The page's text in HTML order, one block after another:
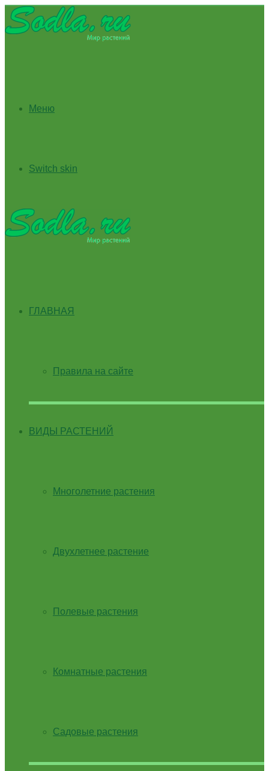
Меню
Switch skin
ГЛАВНАЯ
Правила на сайте
ВИДЫ РАСТЕНИЙ
Многолетние растения
Двухлетнее растение
Полевые растения
Комнатные растения
Садовые растения